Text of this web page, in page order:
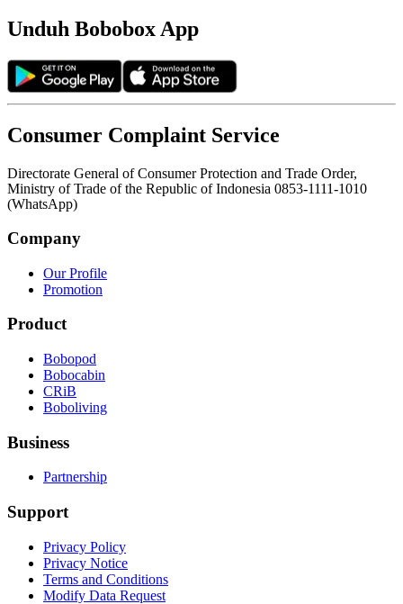
Unduh Bobobox App
Consumer Complaint Service
Directorate General of Consumer Protection and Trade Order,
Ministry of Trade of the Republic of Indonesia 0853-1111-1010
(WhatsApp)
Company
Our Profile
Promotion
Product
Bobopod
Bobocabin
CRiB
Boboliving
Business
Partnership
Support
Privacy Policy
Privacy Notice
Terms and Conditions
Modify Data Request